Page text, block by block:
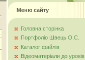
Меню сайту
Головна сторінка
Портфоліо Швець О.С.
Каталог файлів
Відеоматеріали до уроків